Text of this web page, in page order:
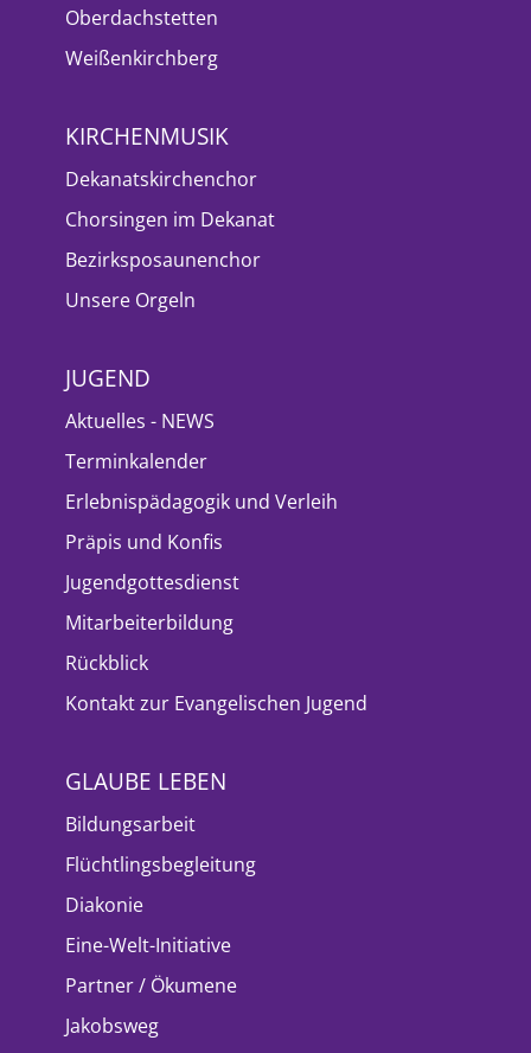
Oberdachstetten
Weißenkirchberg
KIRCHENMUSIK
Dekanatskirchenchor
Chorsingen im Dekanat
Bezirksposaunenchor
Unsere Orgeln
JUGEND
Aktuelles - NEWS
Terminkalender
Erlebnispädagogik und Verleih
Präpis und Konfis
Jugendgottesdienst
Mitarbeiterbildung
Rückblick
Kontakt zur Evangelischen Jugend
GLAUBE LEBEN
Bildungsarbeit
Flüchtlingsbegleitung
Diakonie
Eine-Welt-Initiative
Partner / Ökumene
Jakobsweg